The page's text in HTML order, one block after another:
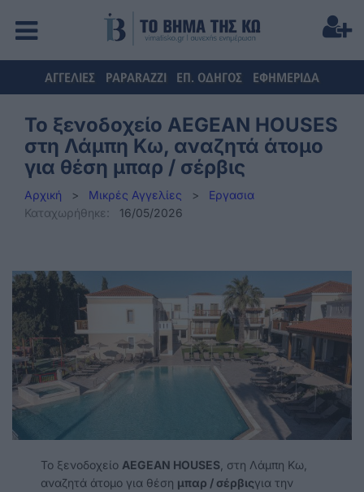
ΑΓΓΕΛΙΕΣ PAPARAZZI ΕΠ. ΟΔΗΓΟΣ ΕΦΗΜΕΡΙΔΑ
Το ξενοδοχείο AEGEAN HOUSES
στη Λάμπη Κω, αναζητά άτομο
για θέση μπαρ / σέρβις
Αρχική > Μικρές Αγγελίες > Εργασια
Καταχωρήθηκε:
16/05/2026
Το ξενοδοχείο AEGEAN HOUSES , στη Λάμπη Κω,
αναζητά άτομο για θέση μπαρ / σέρβιςγια την